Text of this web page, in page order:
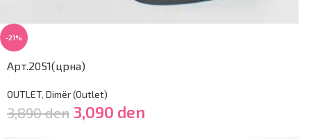
-21%
Арт.2051(црна)
OUTLET, Dimër (Outlet)
3,890den 3,090 den